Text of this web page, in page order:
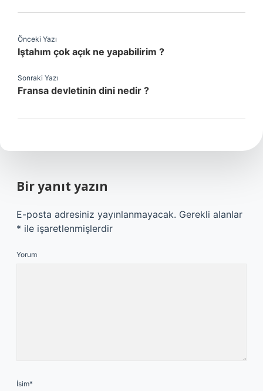
Önceki Yazı
Iştahım çok açık ne yapabilirim ?
Sonraki Yazı
Fransa devletinin dini nedir ?
Bir yanıt yazın
E-posta adresiniz yayınlanmayacak. Gerekli alanlar
* ile işaretlenmişlerdir
Yorum
İsim*